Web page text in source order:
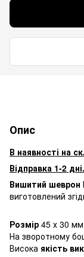
Опис
В наявності на
Відправка 1-2 дні.
Вишитий шеврон
виготовлений
Розмір 45 х 30 мм
На зворотному
Висока якість